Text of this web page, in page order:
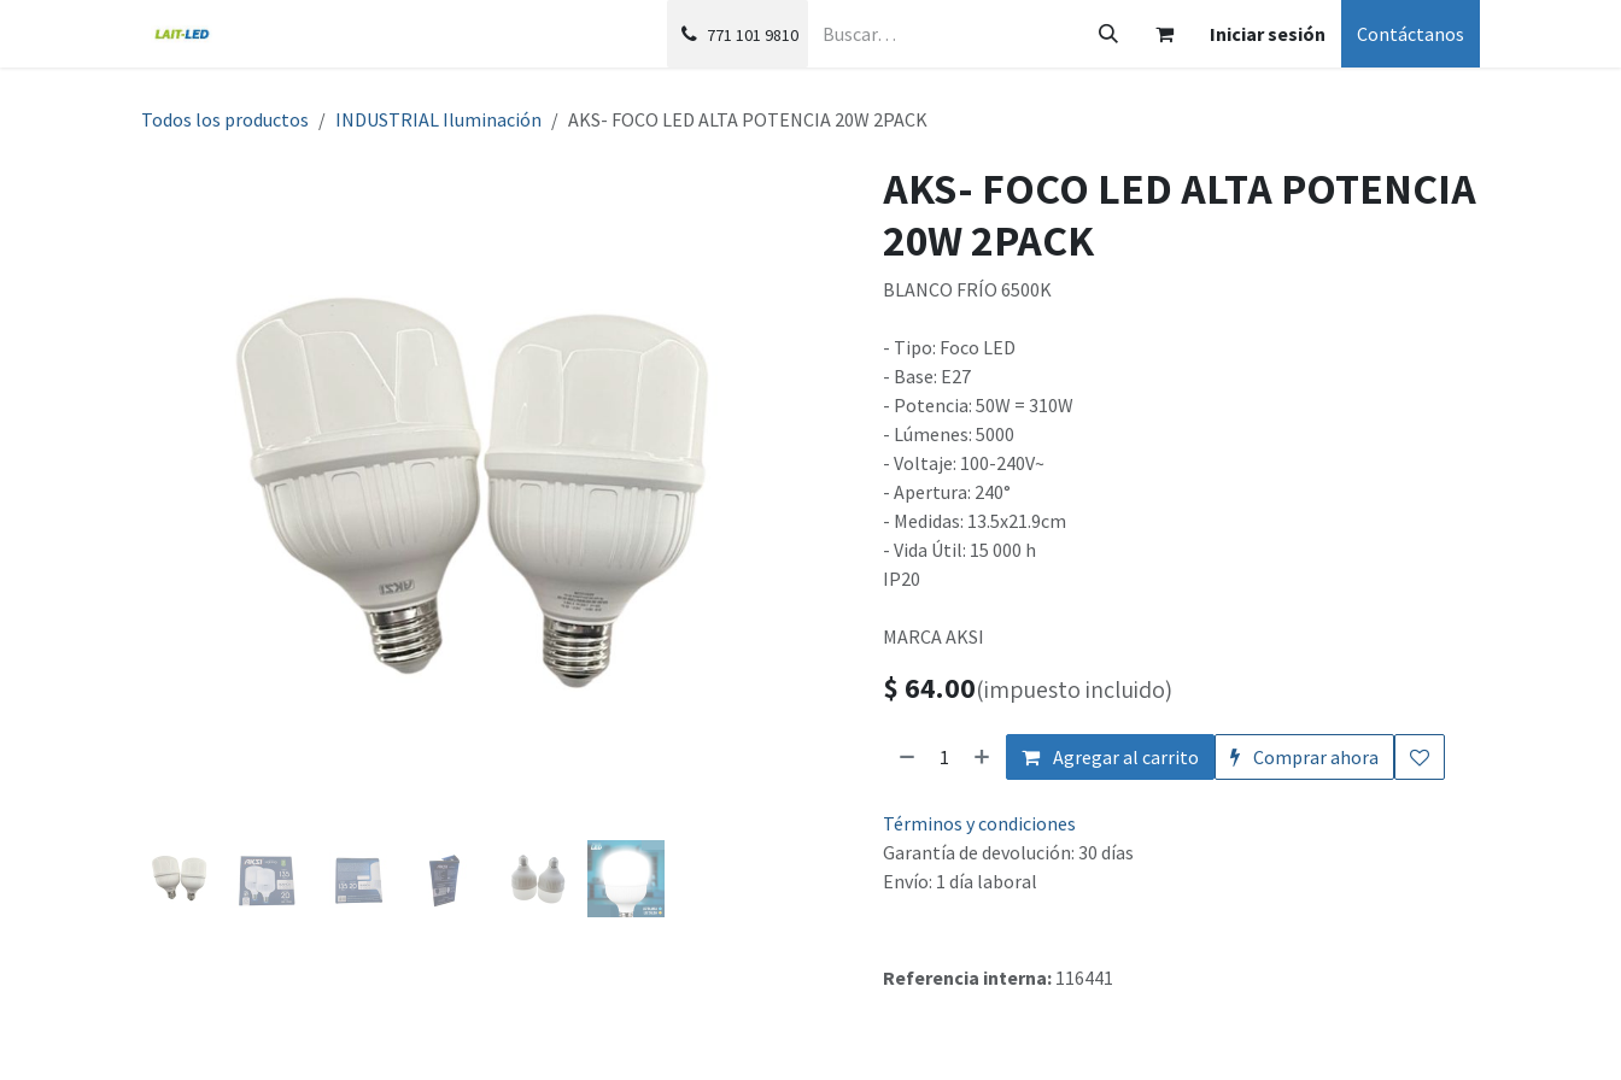
771 101 9810 Iniciar sesión Contáctanos
Todos los productos INDUSTRIAL Iluminación AKS- FOCO LED ALTA POTENCIA 20W 2PACK
AKS- FOCO LED ALTA POTENCIA
20W 2PACK
BLANCO FRÍO 6500K
- Tipo: Foco LED
- Base: E27
- Potencia: 50W = 310W
- Lúmenes: 5000
- Voltaje: 100-240V~
- Apertura: 240°
- Medidas: 13.5x21.9cm
- Vida Útil: 15 000 h
IP20
MARCA AKSI
$ 64.00(impuesto incluido)
Agregar al carrito Comprar ahora
Términos y condiciones
Garantía de devolución: 30 días
Envío: 1 día laboral
Referencia interna: 116441